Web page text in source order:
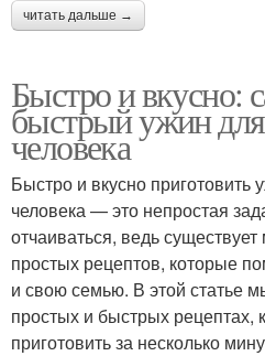
читать дальше →
Быстро и вкусно:
быстрый ужин для
человека
Быстро и вкусно приготовить
человека — это непростая
отчаиваться, ведь
простых рецептов, которые
и свою семью. В этой статье
простых и быстрых рецептах,
приготовить за несколько